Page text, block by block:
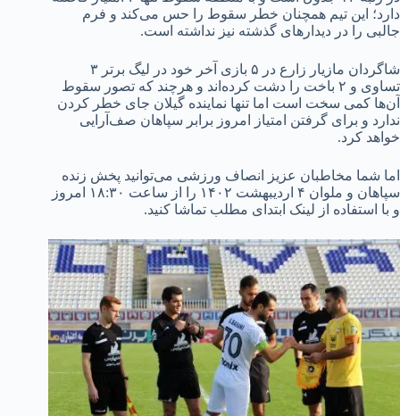
دارد؛ این تیم همچنان خطر سقوط را حس می‌کند و فرم
جالبی را در دیدارهای گذشته نیز نداشته است.
شاگردان مازیار زارع در ۵ بازی آخر خود در لیگ برتر ۳
تساوی و ۲ باخت را دشت کرده‌اند و هرچند که تصور سقوط
آن‌ها کمی سخت است اما تنها نماینده گیلان جای خطر کردن
ندارد و برای گرفتن امتیاز امروز برابر سپاهان صف‌آرایی
خواهد کرد.
اما شما مخاطبان عزیز انصاف ورزشی می‌توانید پخش زنده
سپاهان و ملوان ۴ اردیبهشت ۱۴۰۲ را از ساعت ۱۸:۳۰ امروز
و با استفاده از لینک ابتدای مطلب تماشا کنید.